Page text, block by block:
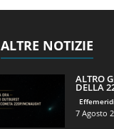
ALTRE NOTIZIE
ALTRO
DELLA
7 Agosto